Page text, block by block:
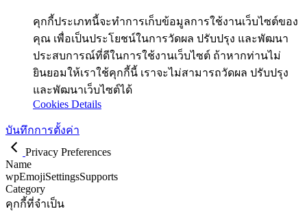
คุกกี้ประเภทนี้จะทำการเก็บข้อมูลการใช้งานเว็บไซต์ของ
คุณ เพื่อเป็นประโยชน์ในการวัดผล ปรับปรุง และพัฒนา
ประสบการณ์ที่ดีในการใช้งานเว็บไซต์ ถ้าหากท่านไม่
ยินยอมให้เราใช้คุกกี้นี้ เราจะไม่สามารถวัดผล ปรับปรุง
และพัฒนาเว็บไซต์ได้
Cookies Details
บันทึกการตั้งค่า
Privacy Preferences
Name
wpEmojiSettingsSupports
Category
คุกกี้ที่จำเป็น